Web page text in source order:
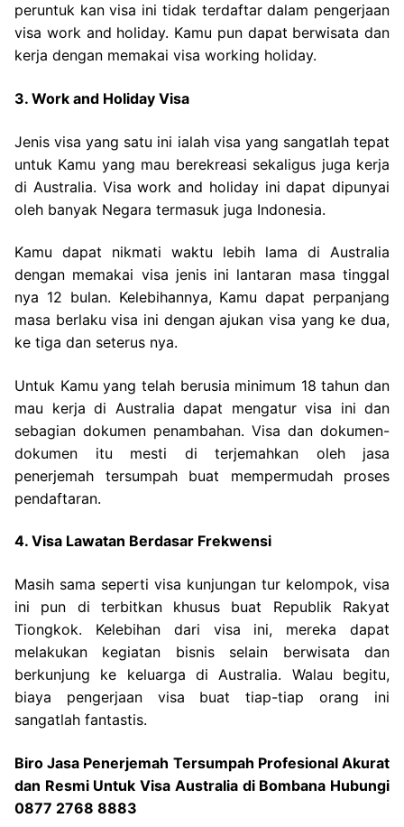
peruntuk kan visa ini tidak terdaftar dalam pengerjaan
visa work and holiday. Kamu pun dapat berwisata dan
kerja dengan memakai visa working holiday.
3. Work and Holiday Visa
Jenis visa yang satu ini ialah visa yang sangatlah tepat
untuk Kamu yang mau berekreasi sekaligus juga kerja
di Australia. Visa work and holiday ini dapat dipunyai
oleh banyak Negara termasuk juga Indonesia.
Kamu dapat nikmati waktu lebih lama di Australia
dengan memakai visa jenis ini lantaran masa tinggal
nya 12 bulan. Kelebihannya, Kamu dapat perpanjang
masa berlaku visa ini dengan ajukan visa yang ke dua,
ke tiga dan seterus nya.
Untuk Kamu yang telah berusia minimum 18 tahun dan
mau kerja di Australia dapat mengatur visa ini dan
sebagian dokumen penambahan. Visa dan dokumen-
dokumen itu mesti di terjemahkan oleh jasa
penerjemah tersumpah buat mempermudah proses
pendaftaran.
4. Visa Lawatan Berdasar Frekwensi
Masih sama seperti visa kunjungan tur kelompok, visa
ini pun di terbitkan khusus buat Republik Rakyat
Tiongkok. Kelebihan dari visa ini, mereka dapat
melakukan kegiatan bisnis selain berwisata dan
berkunjung ke keluarga di Australia. Walau begitu,
biaya pengerjaan visa buat tiap-tiap orang ini
sangatlah fantastis.
Biro Jasa Penerjemah Tersumpah Profesional Akurat
dan Resmi Untuk Visa Australia di Bombana Hubungi
0877 2768 8883